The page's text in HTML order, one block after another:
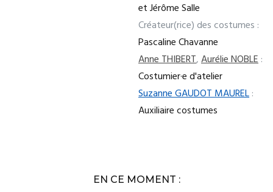
et Jérôme Salle
Créateur(rice) des costumes :
Pascaline Chavanne
Anne THIBERT,Aurélie NOBLE:
Costumier·e d'atelier
Suzanne GAUDOT MAUREL:
Auxiliaire costumes
EN CE MOMENT :